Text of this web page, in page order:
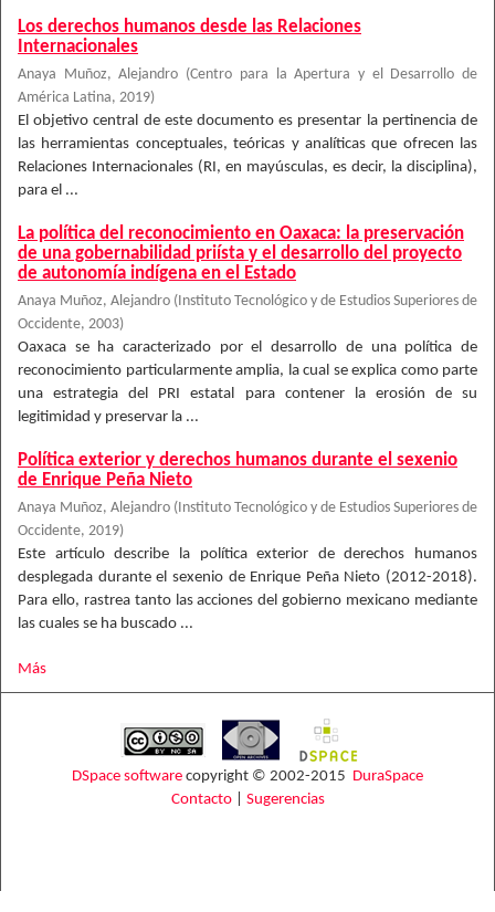
Los derechos humanos desde las Relaciones
Internacionales
Anaya Muñoz, Alejandro (Centro para la Apertura y el Desarrollo de
América Latina, 2019)
El objetivo central de este documento es presentar la pertinencia de
las herramientas conceptuales, teóricas y analíticas que ofrecen las
Relaciones Internacionales (RI, en mayúsculas, es decir, la disciplina),
para el ...
La política del reconocimiento en Oaxaca: la preservación
de una gobernabilidad priísta y el desarrollo del proyecto
de autonomía indígena en el Estado
Anaya Muñoz, Alejandro ( Instituto Tecnológico y de Estudios Superiores de
Occidente, 2003)
Oaxaca se ha caracterizado por el desarrollo de una política de
reconocimiento particularmente amplia, la cual se explica como parte
una estrategia del PRI estatal para contener la erosión de su
legitimidad y preservar la ...
Política exterior y derechos humanos durante el sexenio
de Enrique Peña Nieto
Anaya Muñoz, Alejandro ( Instituto Tecnológico y de Estudios Superiores de
Occidente, 2019)
Este artículo describe la política exterior de derechos humanos
desplegada durante el sexenio de Enrique Peña Nieto (2012-2018).
Para ello, rastrea tanto las acciones del gobierno mexicano mediante
las cuales se ha buscado ...
Más
DSpace software copyright © 2002-2015 DuraSpace
Contacto| Sugerencias